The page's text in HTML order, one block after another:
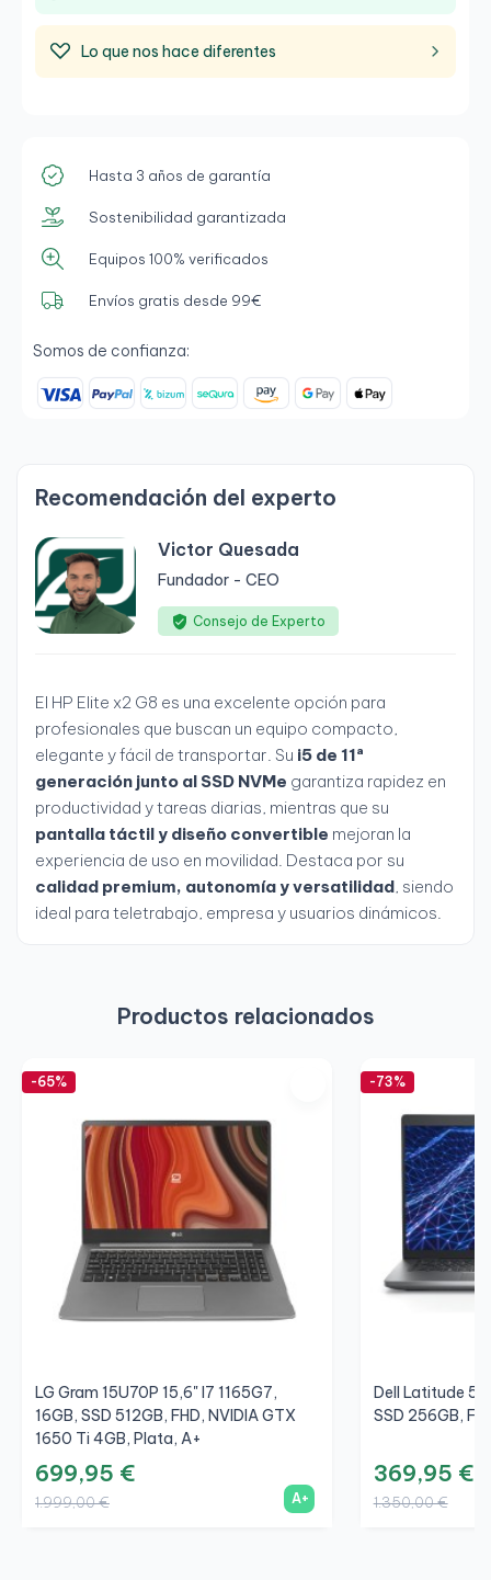
Lo que nos hace diferentes
Hasta 3 años de garantía
Sostenibilidad garantizada
Equipos 100% verificados
Envíos gratis desde 99€
Somos de confianza:
Recomendación del experto
Victor Quesada
Fundador - CEO
Consejo de Experto
El HP Elite x2 G8 es una excelente opción para
profesionales que buscan un equipo compacto,
elegante y fácil de transportar. Su i5 de 11ª
generación junto al SSD NVMe garantiza rapidez en
productividad y tareas diarias, mientras que su
pantalla táctil y diseño convertible mejoran la
experiencia de uso en movilidad. Destaca por su
calidad premium, autonomía y versatilidad, siendo
ideal para teletrabajo, empresa y usuarios dinámicos.
Productos relacionados
-65%
LG Gram 15U70P 15,6" I7 1165G7,
16GB, SSD 512GB, FHD, NVIDIA GTX
1650 Ti 4GB, Plata, A+
699,95 €
1.999,00 € A+
-73%
Dell Latitude
SSD 256GB,
369,95 €
1.350,00 €